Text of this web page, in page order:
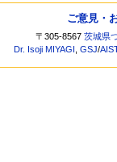
ご意見・
〒305-8567茨城県
Dr. Isoji MIYAGI
,GSJ/